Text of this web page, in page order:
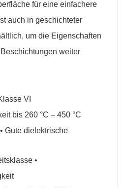
für eine einfachere
auch in geschichteter
um die Eigenschaften
weiter
VI
bis 260 °C – 450 °C
Gute dielektrische
•